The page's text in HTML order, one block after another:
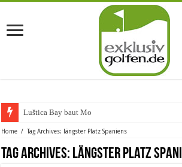
Luštica Bay baut Monten
Home / Tag Archives: längster Platz Spaniens
Tag Archives: längster Platz